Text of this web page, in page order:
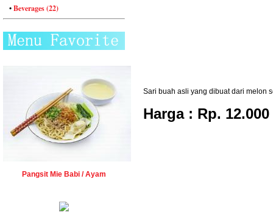
•Beverages (22)
Pangsit Mie Babi / Ayam
Sari buah asli yang dibuat dari melon
Harga : Rp. 12.000